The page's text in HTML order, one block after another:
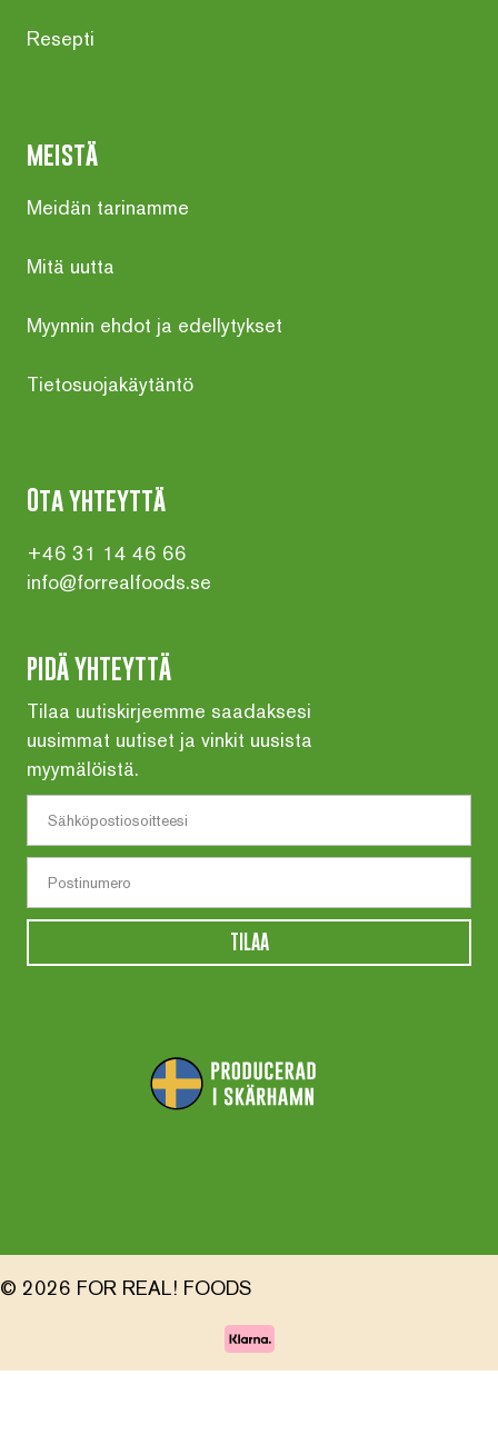
Resepti
meistä
Meidän tarinamme
Mitä uutta
Myynnin ehdot ja edellytykset
Tietosuojakäytäntö
Ota yhteyttä
+46 31 14 46 66
info@forrealfoods.se
PIDÄ YHTEYTTÄ
Tilaa uutiskirjeemme saadaksesi
uusimmat uutiset ja vinkit uusista
myymälöistä.
TILAA
© 2026 FOR REAL! FOODS